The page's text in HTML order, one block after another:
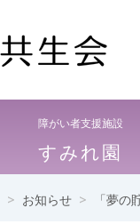
障がい者支援施設
すみれ園
> お知らせ > 「夢の